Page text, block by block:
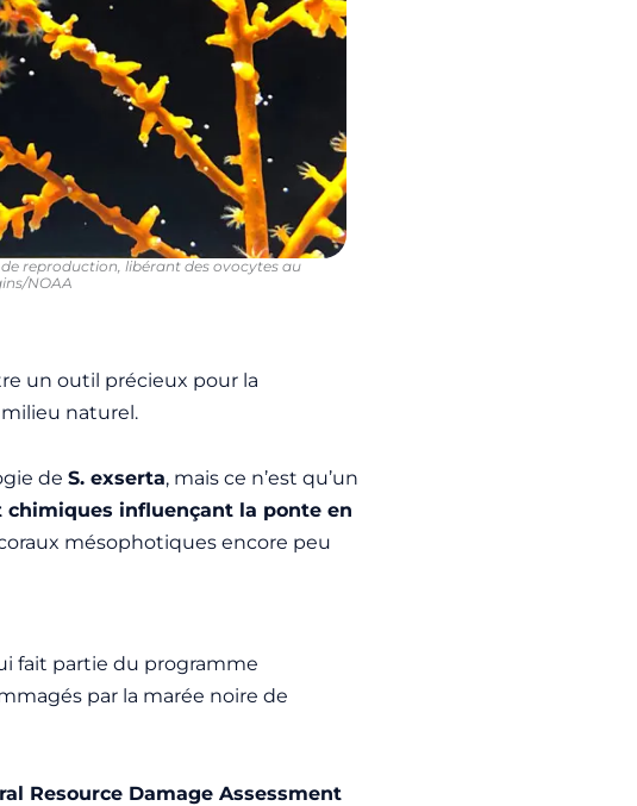
reproduction, libérant des ovocytes au
NOAA
un outil précieux pour la
naturel.
de S. exserta, mais ce n’est qu’un
influençant la ponte en
mésophotiques encore peu
fait partie du programme
par la marée noire de
Resource Damage Assessment